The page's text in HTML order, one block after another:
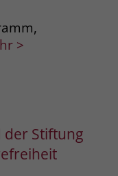
>
der Stiftung